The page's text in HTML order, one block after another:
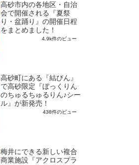
高砂市内の各地区・自治
会で開催される『夏祭
り・盆踊り』の開催日程
をまとめました！
4.9k件のビュー
高砂町にある『結びん』
で高砂限定『ぼっくりん
のちゅるちゅるりん♪シー
ル』が新発売！
438件のビュー
梅井にできる新しい複合
商業施設『アクロスプラ